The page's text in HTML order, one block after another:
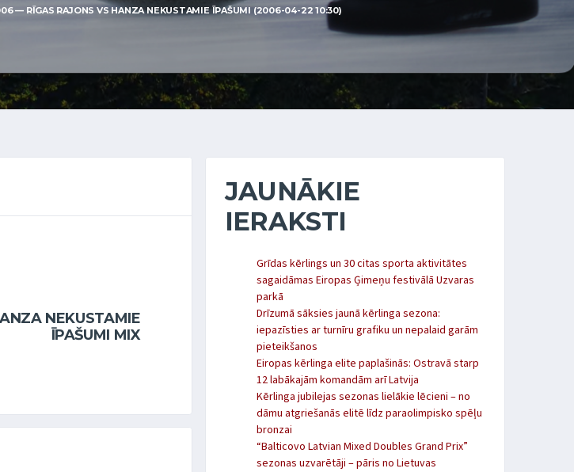
— RĪGAS RAJONS VS HANZA NEKUSTAMIE ĪPAŠUMI (2006-04-22 10:30)
NEKUSTAMIE
ĪPAŠUMI MIX
JAUNĀKIE
IERAKSTI
Grīdas kērlings un 30 citas sporta aktivitātes
sagaidāmas Eiropas Ģimeņu festivālā Uzvaras
parkā
Drīzumā sāksies jaunā kērlinga sezona:
iepazīsties ar turnīru grafiku un nepalaid garām
pieteikšanos
Eiropas kērlinga elite paplašinās: Ostravā starp
12 labākajām komandām arī Latvija
Kērlinga jubilejas sezonas lielākie lēcieni – no
dāmu atgriešanās elitē līdz paraolimpisko spēļu
bronzai
“Balticovo Latvian Mixed Doubles Grand Prix”
sezonas uzvarētāji – pāris no Lietuvas